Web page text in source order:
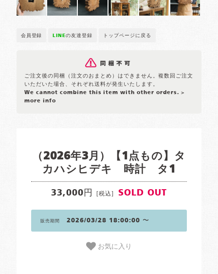
会員登録 LINEの友達登録 トップページに戻る
ご注文後の同梱（注文のおまとめ）はできません。複数回ご注文
いただいた場合、それぞれ送料が発生いたします。
We cannot combine this item with other orders. >
more info
（2026年3月）【1点もの】タ
カハシヒデキ 時計 タ1
33,000円 [税込] SOLD OUT
販売期間 2026/03/28 18:00:00 〜
お気に入り